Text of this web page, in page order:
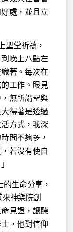
處，並且立
聖堂祈禱，
晚上八點左
著。每次在
工作。眼見
無所謂聖與
得著是透過
方式，我深
間不夠多，
若沒有使自
生命分享，
神樂院創
見證，讓聽
，他對信仰